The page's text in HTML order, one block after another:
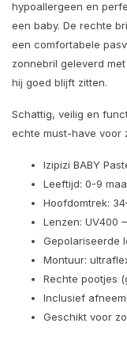
hypoallergeen en
een baby. De rechte
een comfortabele
zonnebril geleverd
hij goed blijft zitten.
Schattig, veilig en
echte must-have voor
Izipizi BABY
Leeftijd: 0-9
Hoofdomtrek:
Lenzen: UV400
Gepolariseerde
Montuur:
Rechte pootjes
Inclusief
Geschikt voor